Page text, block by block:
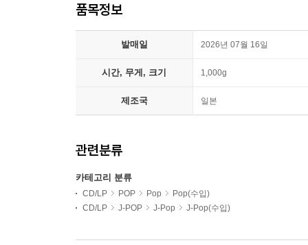
품목정보
발매일 2026년 07월 16일
시간, 무게, 크기 1,000g
제조국 일본
관련분류
카테고리 분류
CD/LP POP Pop
Pop(수입)
CD/LP
J-POP J-Pop J-Pop(수입)